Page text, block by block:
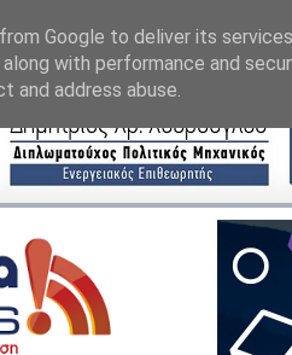
Google to deliver its
along with performance and
and address abuse.